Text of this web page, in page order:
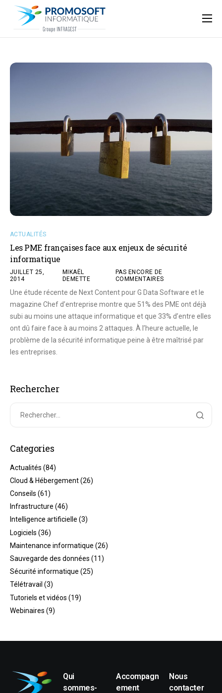
Qui sommes-nous ?
ACTUALITÉS
Les PME françaises face aux enjeux de sécurité
informatique
JUILLET 25,
2014
MIKAËL
DEMETTE
PAS ENCORE DE
COMMENTAIRES
Une étude récente de Next Content pour G Data Software et le
magazine Chef d’entreprise montre que 51% des PME ont déjà
subi au moins une attaque informatique et que 33% d’entre elles
ont dû faire face à au moins 2 attaques. À l’heure actuelle, le
problème de la sécurité informatique peine à être maîtrisé par
les entreprises.
Rechercher
Categories
Actualités (84)
Cloud & Hébergement(26)
Conseils (61)
Infrastructure (46)
Intelligence artificielle (3)
Logiciels (36)
Maintenance informatique (26)
Sauvegarde des données (11)
Sécurité informatique (25)
Télétravail (3)
Tutoriels et vidéos (19)
Webinaires (9)
Qui
sommes-
Accompagn
ement
Nous
contacter